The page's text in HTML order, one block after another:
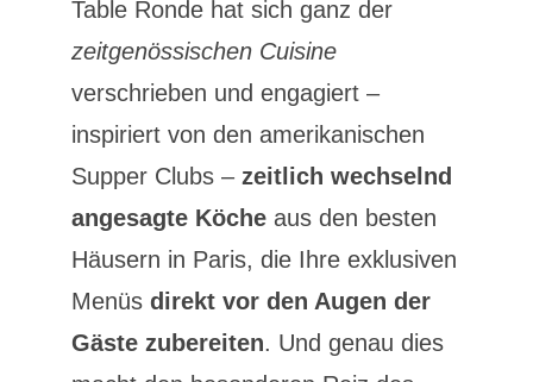
Table Ronde hat sich ganz der
zeitgenössischen Cuisine
verschrieben und engagiert –
inspiriert von den amerikanischen
Supper Clubs – zeitlich wechselnd
angesagte Köcheaus den besten
Häusern in Paris, die Ihre exklusiven
Menüs direkt vor den Augen der
Gäste zubereiten. Und genau dies